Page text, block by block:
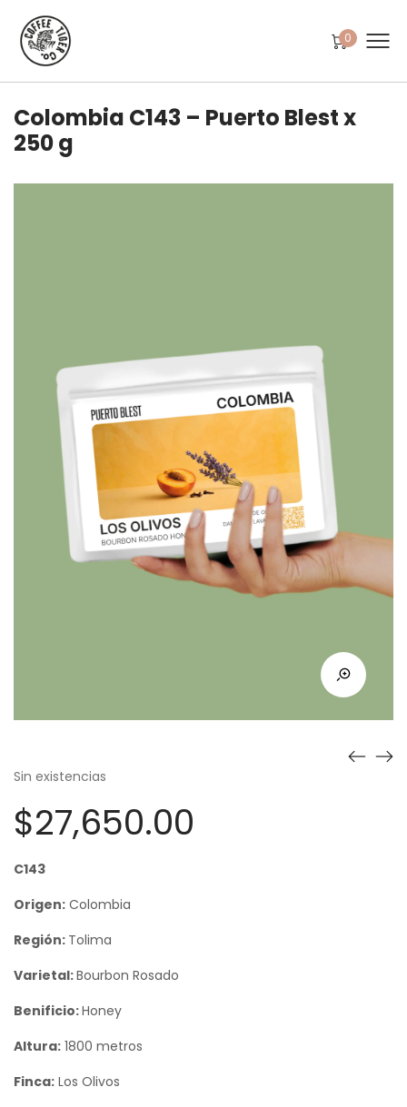
0
Colombia C143 – Puerto Blest x
250 g
Sin existencias
$27,650.00
C143
Origen: Colombia
Región: Tolima
Varietal:Bourbon Rosado
Benificio:Honey
Altura: 1800 metros
Finca: Los Olivos